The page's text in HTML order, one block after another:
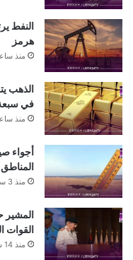
النفط
هرمز
منذ
الذهب
في
منذ
أجواء
منذ 3 ساعات
القوات
منذ 14 ساعة